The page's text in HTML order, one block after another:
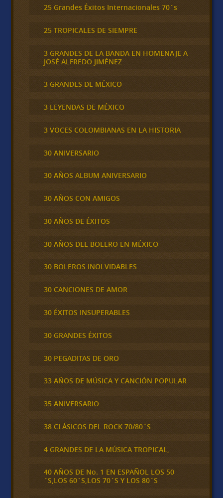
25 Grandes Éxitos Internacionales 70´s
25 TROPICALES DE SIEMPRE
3 GRANDES DE LA BANDA EN HOMENAJE A
JOSÉ ALFREDO JIMÉNEZ
3 GRANDES DE MÉXICO
3 LEYENDAS DE MÉXICO
3 VOCES COLOMBIANAS EN LA HISTORIA
30 ANIVERSARIO
30 AÑOS ALBUM ANIVERSARIO
30 AÑOS CON AMIGOS
30 AÑOS DE ÉXITOS
30 AÑOS DEL BOLERO EN MÉXICO
30 BOLEROS INOLVIDABLES
30 CANCIONES DE AMOR
30 ÉXITOS INSUPERABLES
30 GRANDES ÉXITOS
30 PEGADITAS DE ORO
33 AÑOS DE MÚSICA Y CANCIÓN POPULAR
35 ANIVERSARIO
38 CLÁSICOS DEL ROCK 70/80´S
4 GRANDES DE LA MÚSICA TROPICAL,
40 AÑOS DE No. 1 EN ESPAÑOL LOS 50
´S,LOS 60´S,LOS 70´S Y LOS 80´S